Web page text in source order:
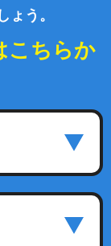
ょう。
こちらか